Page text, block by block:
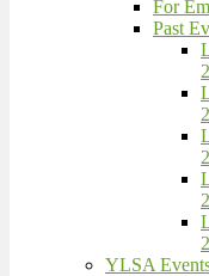
For
Past
YLSA